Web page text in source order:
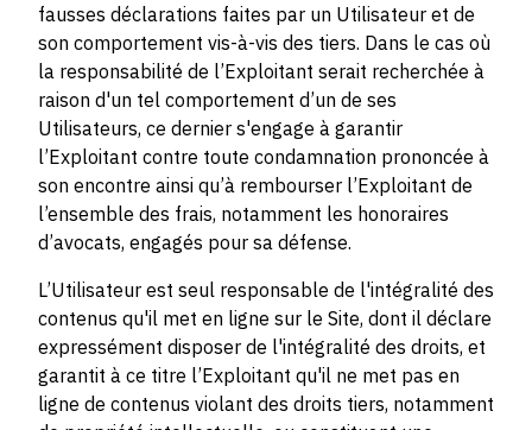
fausses déclarations faites par un Utilisateur et de
son comportement vis-à-vis des tiers. Dans le cas où
la responsabilité de l’Exploitant serait recherchée à
raison d'un tel comportement d’un de ses
Utilisateurs, ce dernier s'engage à garantir
l’Exploitant contre toute condamnation prononcée à
son encontre ainsi qu’à rembourser l’Exploitant de
l’ensemble des frais, notamment les honoraires
d’avocats, engagés pour sa défense.
L’Utilisateur est seul responsable de l'intégralité des
contenus qu'il met en ligne sur le Site, dont il déclare
expressément disposer de l'intégralité des droits, et
garantit à ce titre l’Exploitant qu'il ne met pas en
ligne de contenus violant des droits tiers, notamment